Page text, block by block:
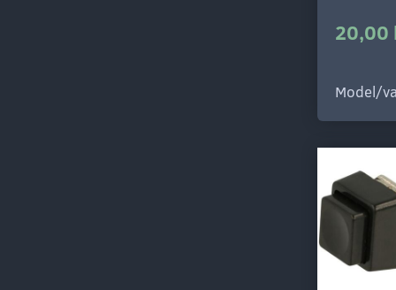
20,00
Model/